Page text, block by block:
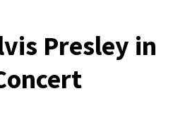
Presley in